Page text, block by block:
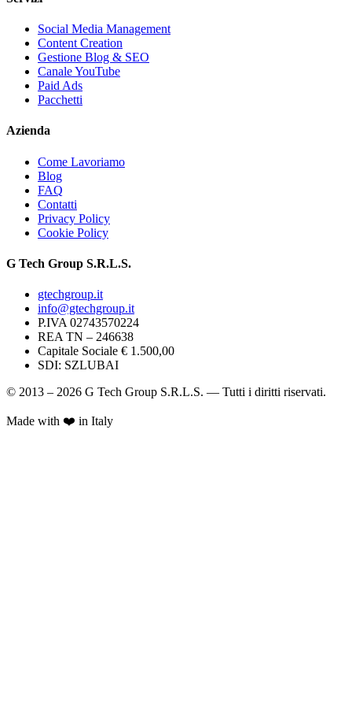
Social Media Management
Content Creation
Gestione Blog & SEO
Canale YouTube
Paid Ads
Pacchetti
Azienda
Come Lavoriamo
Blog
FAQ
Contatti
Privacy Policy
Cookie Policy
G Tech Group S.R.L.S.
gtechgroup.it
info@gtechgroup.it
P.IVA 02743570224
REA TN – 246638
Capitale Sociale € 1.500,00
SDI: SZLUBAI
© 2013 – 2026 G Tech Group S.R.L.S. — Tutti i diritti riservati.
Made with ❤️ in Italy